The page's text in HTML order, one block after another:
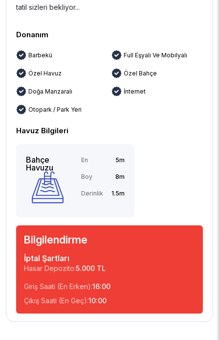
tatil sizleri bekliyor...
Donanım
Barbekü Full Eşyalı Ve Mobilyalı
Özel Havuz Özel Bahçe
Doğa Manzaralı İnternet
Otopark / Park Yeri
Havuz Bilgileri
Bahçe
Havuzu
En 5m
Boy 8m
Derinlik 1.5m
Bilgilendirme
İptal Şartları
Hasar Depozito:5.000 TL
Giriş Saati (En Erken):16:00
Çıkış Saati (En Geç):10:00